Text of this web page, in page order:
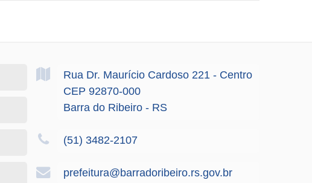
Rua Dr. Maurício Cardoso 221 - Centro
CEP 92870-000
Barra do Ribeiro - RS
(51) 3482-2107
prefeitura@barradoribeiro.rs.gov.br